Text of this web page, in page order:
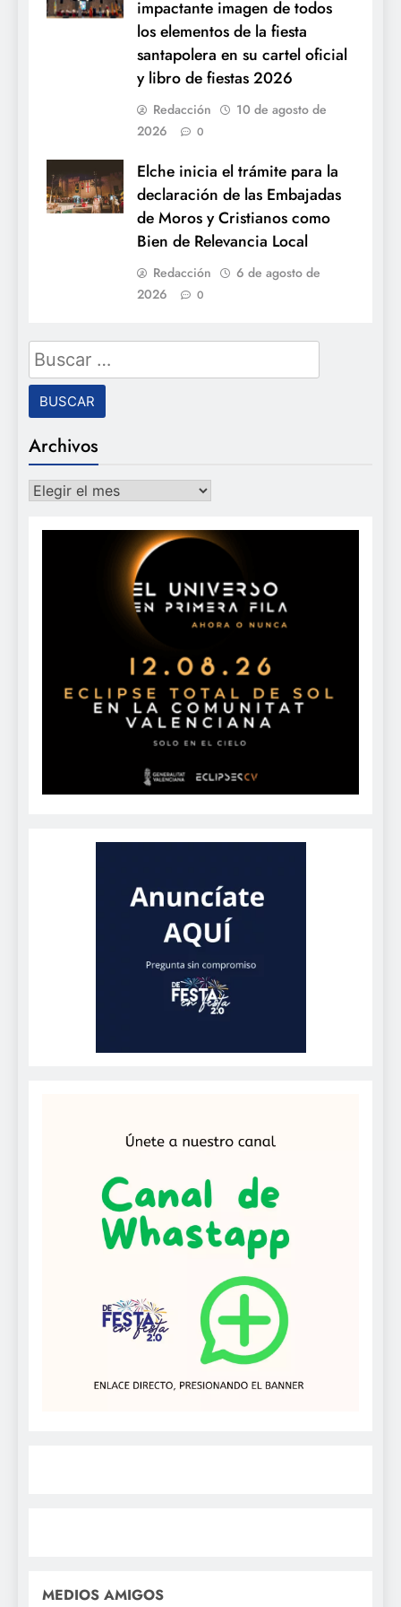
impactante imagen de todos
los elementos de la fiesta
santapolera en su cartel oficial
y libro de fiestas 2026
Redacción
10 de agosto de
2026
0
Elche inicia el trámite para la
declaración de las Embajadas
de Moros y Cristianos como
Bien de Relevancia Local
Redacción
6 de agosto de
2026
0
Buscar:
Archivos
Archivos
MEDIOS AMIGOS